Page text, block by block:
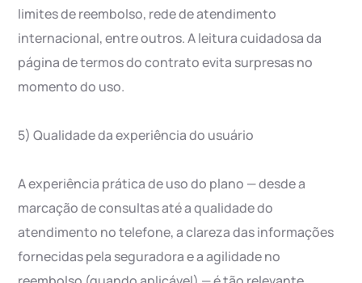
limites de reembolso, rede de atendimento
internacional, entre outros. A leitura cuidadosa da
página de termos do contrato evita surpresas no
momento do uso.
5) Qualidade da experiência do usuário
A experiência prática de uso do plano — desde a
marcação de consultas até a qualidade do
atendimento no telefone, a clareza das informações
fornecidas pela seguradora e a agilidade no